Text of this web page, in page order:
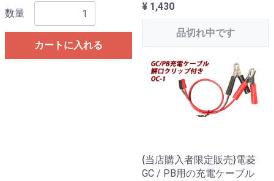
数量
カートに入れる
¥ 1,430
品切れ中です
{当店購入者限定販売}電菱
GC / PB用の充電ケーブル